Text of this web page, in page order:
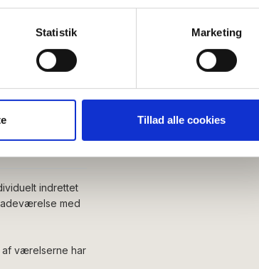
nøjagtig inden for få meter
karakteristika (fingerprinting)
dig funktioner til sociale medier og til at analysere
med vores partnere inden for sociale medier,
Statistik Marketing
Tillad alle cookies
indrettet
med
af værelserne har